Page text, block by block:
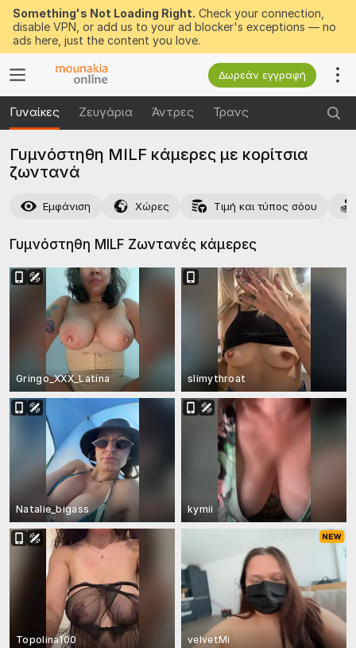
Something's Not Loading Right. Check your connection,
disable VPN, or add us to your ad blocker's exceptions — no
ads here, just the content you love.
Δωρεάν εγγραφή
Γυναίκες Ζευγάρια Άντρες Τρανς
Γυμνόστηθη MILF κάμερες με κορίτσια
ζωντανά
Εμφάνιση Χώρες Τιμή και τύπος σόου
Γυμνόστηθη MILF Ζωντανές κάμερες
Gringo_XXX_Latina slimythroat
Natalie_bigass kymii
Topolina100 velvetMi